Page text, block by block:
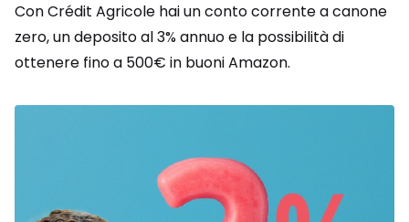
Con Crédit Agricole hai un conto corrente a canone
zero, un deposito al 3% annuo e la possibilità di
ottenere fino a 500€ in buoni Amazon.